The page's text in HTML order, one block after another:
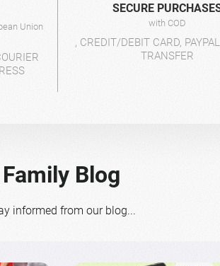
Union
SECURE
with COD
, CREDIT/DEBIT CARD,
TRANSFER
Family Blog
informed from our blog...